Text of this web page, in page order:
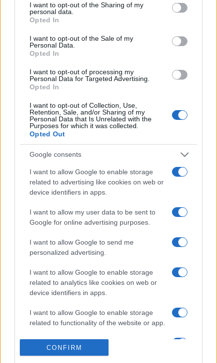
not limited to your visit or usage behaviour. You may click to
grant or deny consent to Google and its third-party tags to
use your data for below specified purposes in below Google
consent section.
I want to opt-out of the Sharing of my
personal data.
Opted In
I want to opt-out of the Sale of my
Personal Data.
Opted In
I want to opt-out of processing my
Personal Data for Targeted Advertising.
Opted In
I want to opt-out of Collection, Use,
Retention, Sale, and/or Sharing of my
Personal Data that Is Unrelated with the
Purposes for which it was collected.
Opted Out
Google consents
I want to allow Google to enable storage
related to advertising like cookies on web or
device identifiers in apps.
I want to allow my user data to be sent to
Google for online advertising purposes.
I want to allow Google to send me
personalized advertising.
I want to allow Google to enable storage
related to analytics like cookies on web or
device identifiers in apps.
I want to allow Google to enable storage
related to functionality of the website or app.
I want to allow Google to enable storage
CONFIRM
sikeres volt, a hatvanas-hetvenes években
Psota Irén
kétszemélyes jelenetsorozatban komédiáztak, általuk vált
emlékezetessé a "Jenő, azt írja az újság..." kezdetű mondat.
rendező, a színészpedagógus, a versmondó, s mindez
összefüggött közéleti tevékenységével, elkötelezett
baloldaliságával. Pályája kezdetétől fellépett a
munkáskultúra előadásain, antifasiszta műsorokat
rendezett, részt vett az ellenállási mozgalomban. 1949-
1953 és 1958-1961 között országgyűlési képviselő, 1957-
1966 között az MSZMP vezető testületének tagja volt.
Művészi munkáját 1948-ban és 1955-ben Kossuth-díjjal
ismerték el, a kiváló művészi címet 1950-ben kapta.
Ő volt a magyar színháztörténet leghosszabb ideig regnáló,
legnagyobb befolyású, szinte korlátlan hatalommal
rendelkező alakja. Az addig csak kis szerepekhez jutó, 35
éves színészt - aki már az illegális kommunista pártnak is
tagja volt - 1945 tavaszán a párt befolyása emelte a
Nemzeti Színház élére. Tizenhét évvel később, 1962-ben
váltották le, ezután főrendezője lett a színháznak, befolyása
azonban a hetvenes évek végéig mit sem csökkent.
művésztársadalmat, voltak csodálói és olyanok is, akik